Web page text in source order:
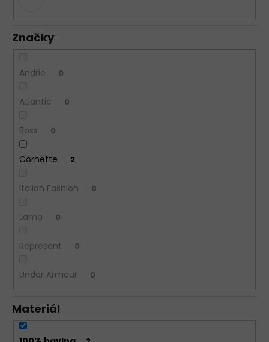
Značky
Andrie 0
Atlantic 0
Boss 0
Cornette 2
Italian Fashion 0
Lama 0
Represent 0
Under Armour 0
Materiál